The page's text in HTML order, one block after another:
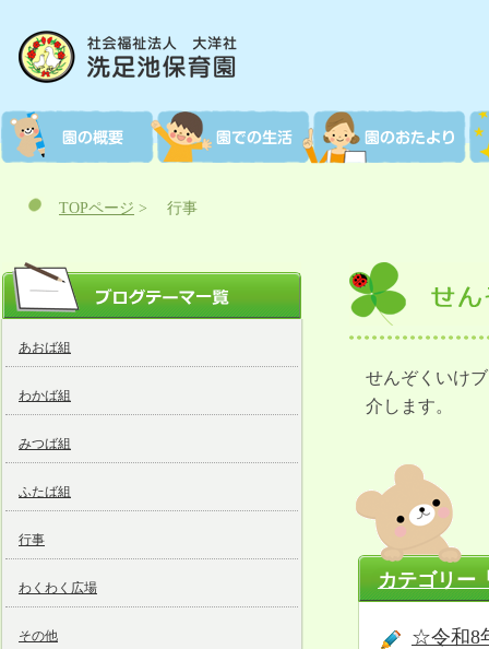
TOPページ > 行事
せんぞくいけ
介します。
カテゴリー
☆令和8
あおば組
わかば組
みつば組
ふたば組
行事
わくわく広場
その他